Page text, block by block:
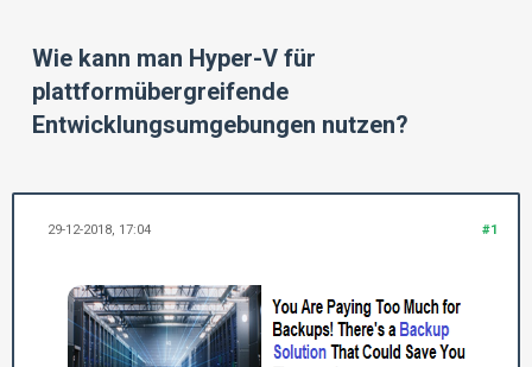
Wie kann man Hyper-V für
plattformübergreifende
Entwicklungsumgebungen nutzen?
#1
29-12-2018, 17:04